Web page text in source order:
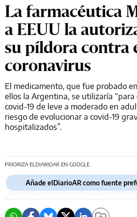
La farmacéutica
a EEUU la
su píldora contra
coronavirus
El medicamento, que fue probado
ellos la Argentina, se utilizaría
covid-19 de leve a moderado en
riesgo de evolucionar a covid-19
hospitalizados”.
PRIORIZA ELDIARIOAR EN GOOGLE
Añade elDiarioAR como fuente